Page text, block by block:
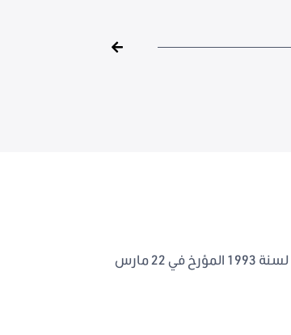
يتعلق بتنقيح وإتمام القانون عدد 27 لسنة 1993 المؤرخ في 22 مارس